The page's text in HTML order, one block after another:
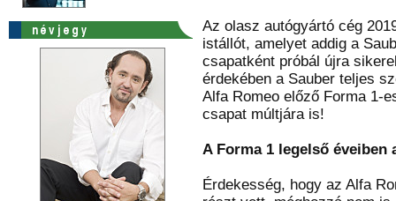
Az olasz autógyártó cég
istállót, amelyet addig a
csapatként próbál újra
érdekében a Sauber teljes
Alfa Romeo előző Forma 1-
csapat múltjára is!
A Forma 1 legelső éveiben
Érdekesség, hogy az Alfa